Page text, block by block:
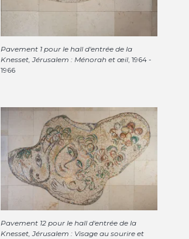
Pavement 1 pour le hall d'entrée de la
Knesset, Jérusalem : Ménorah et œil, 1964 -
1966
Pavement 12 pour le hall d'entrée de la
Knesset, Jérusalem : Visage au sourire et